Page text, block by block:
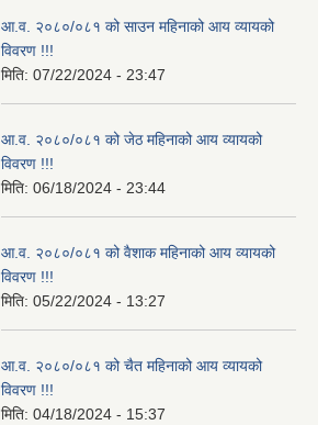
आ.व. २०८०/०८१ को साउन महिनाको आय व्यायको
विवरण !!!
मिति: 07/22/2024 - 23:47
आ.व. २०८०/०८१ को जेठ महिनाको आय व्यायको
विवरण !!!
मिति: 06/18/2024 - 23:44
आ.व. २०८०/०८१ को वैशाक महिनाको आय व्यायको
विवरण !!!
मिति: 05/22/2024 - 13:27
आ.व. २०८०/०८१ को चैत महिनाको आय व्यायको
विवरण !!!
मिति: 04/18/2024 - 15:37